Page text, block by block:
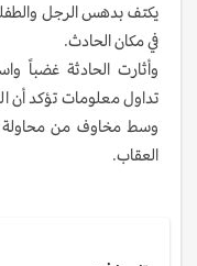
يكتف بدهس الرجل
في مكان الحادث.
وأثارت الحادثة غضباً
تداول معلومات تؤكد أن
وسط مخاوف من محاولة
العقاب.